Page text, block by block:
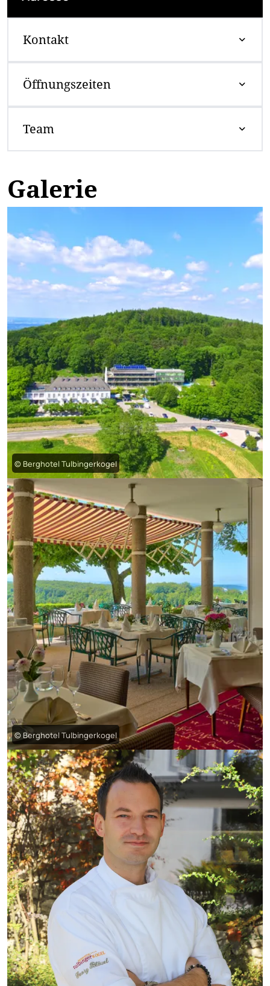
Kontakt
Öffnungszeiten
Team
Galerie
© Berghotel Tulbingerkogel
© Berghotel Tulbingerkogel